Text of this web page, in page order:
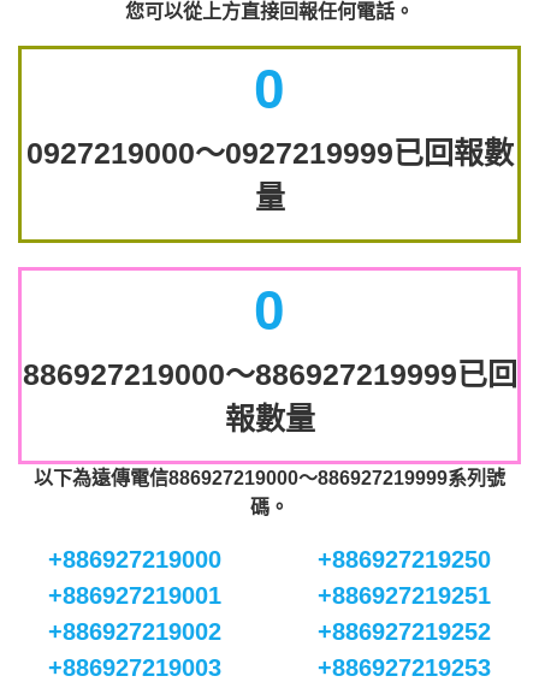
您可以從上方直接回報任何電話。
0
0927219000～0927219999已回報數
量
0
886927219000～886927219999已回
報數量
以下為遠傳電信886927219000～886927219999系列號
碼。
+886927219000
+886927219001
+886927219002
+886927219003
+886927219250
+886927219251
+886927219252
+886927219253